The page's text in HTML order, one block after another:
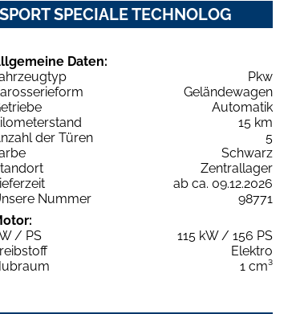
SPECIALE TECHNOLOG
Daten:
Pkw
Geländewagen
Automatik
15 km
der Türen
5
Schwarz
Zentrallager
ab ca. 09.12.2026
Nummer
98771
/ PS
115 kW / 156 PS
Elektro
1 cm³